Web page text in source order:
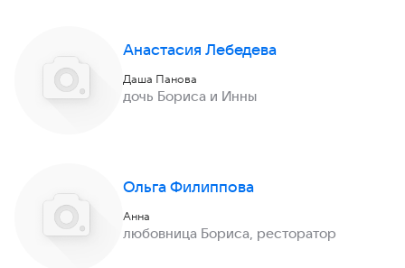
Анастасия Лебедева
Даша Панова
дочь Бориса и Инны
Ольга Филиппова
Анна
любовница Бориса, ресторатор